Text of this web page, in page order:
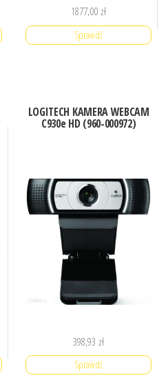
1877,00 zł
Sprawdź
LOGITECH KAMERA WEBCAM
C930e HD (960-000972)
398,93 zł
Sprawdź